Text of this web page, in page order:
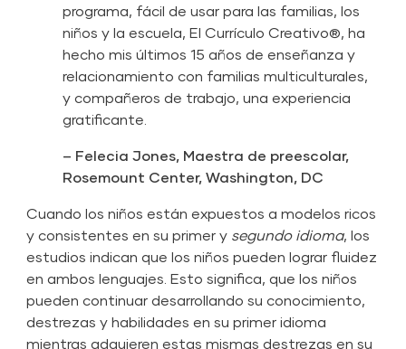
programa, fácil de usar para las familias, los
niños y la escuela, El Currículo Creativo®, ha
hecho mis últimos 15 años de enseñanza y
relacionamiento con familias multiculturales,
y compañeros de trabajo, una experiencia
gratificante.
– Felecia Jones, Maestra de preescolar,
Rosemount Center, Washington, DC
Cuando los niños están expuestos a modelos ricos
y consistentes en su primer y segundo idioma, los
estudios indican que los niños pueden lograr fluidez
en ambos lenguajes. Esto significa, que los niños
pueden continuar desarrollando su conocimiento,
destrezas y habilidades en su primer idioma
mientras adquieren estas mismas destrezas en su